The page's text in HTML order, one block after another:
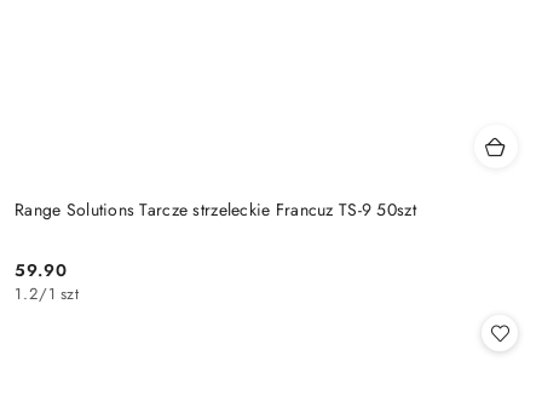
Range Solutions Tarcze strzeleckie Francuz TS-9 50szt
Cena:
59.90
1.2/1 szt